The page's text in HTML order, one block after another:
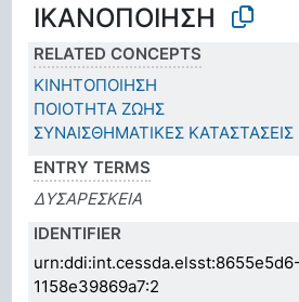
ΙΚΑΝΟΠΟΙΗΣΗ
RELATED CONCEPTS
ΚΙΝΗΤΟΠΟΙΗΣΗ
ΠΟΙΟΤΗΤΑ ΖΩΗΣ
ΣΥΝΑΙΣΘΗΜΑΤΙΚΕΣ ΚΑΤΑΣΤΑΣΕΙΣ
ENTRY TERMS
ΔΥΣΑΡΕΣΚΕΙΑ
IDENTIFIER
1158e39869a7:2